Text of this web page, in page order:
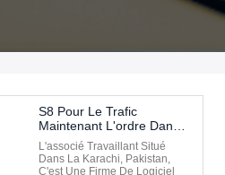
S8 Pour Le Trafic
Maintenant L'ordre Dans
La Karachi, Pakistan
L'associé Travaillant Situé
Dans La Karachi, Pakistan,
C'est Une Firme De Logiciel